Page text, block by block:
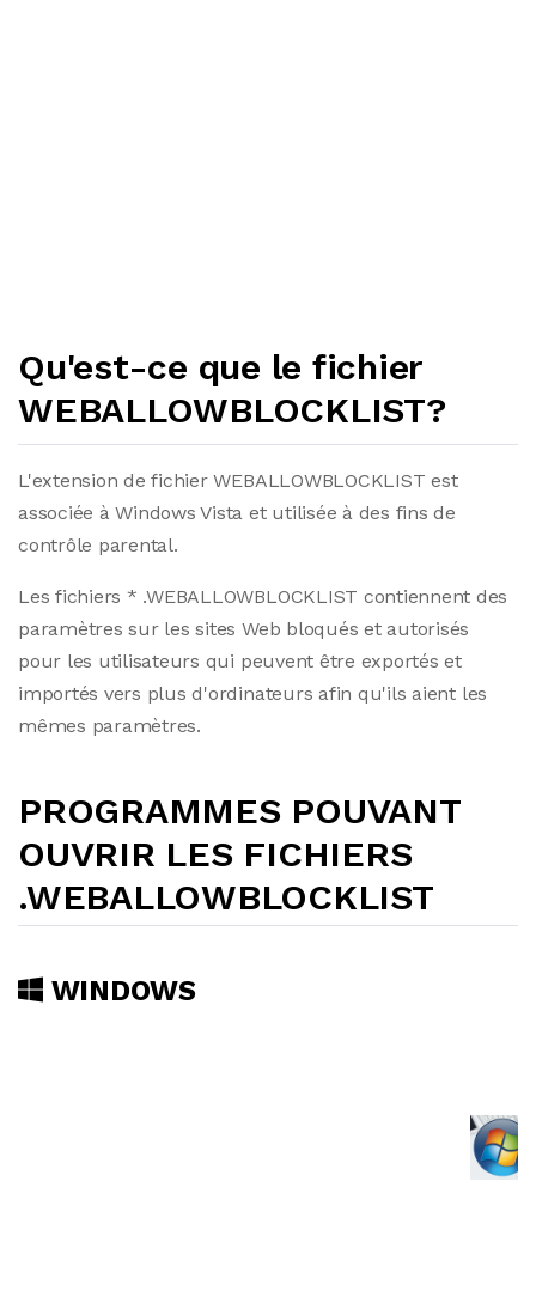
Qu'est-ce que le fichier
WEBALLOWBLOCKLIST?
L'extension de fichier WEBALLOWBLOCKLIST est
associée à Windows Vista et utilisée à des fins de
contrôle parental.
Les fichiers * .WEBALLOWBLOCKLIST contiennent des
paramètres sur les sites Web bloqués et autorisés
pour les utilisateurs qui peuvent être exportés et
importés vers plus d'ordinateurs afin qu'ils aient les
mêmes paramètres.
PROGRAMMES POUVANT
OUVRIR LES FICHIERS
.WEBALLOWBLOCKLIST
WINDOWS